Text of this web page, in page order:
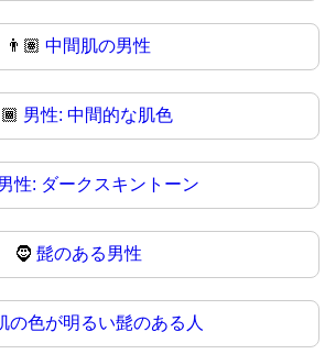
👨🏽 中間肌の男性
男性: 中間的な肌色
性: ダークスキントーン
🧔 髭のある男性
の色が明るい髭のある人